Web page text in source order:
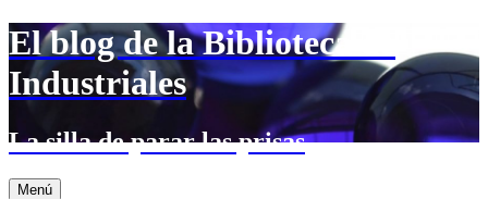
Saltar
al
contenido
El blog de la Biblioteca de
Industriales
La silla de parar las prisas
Menú